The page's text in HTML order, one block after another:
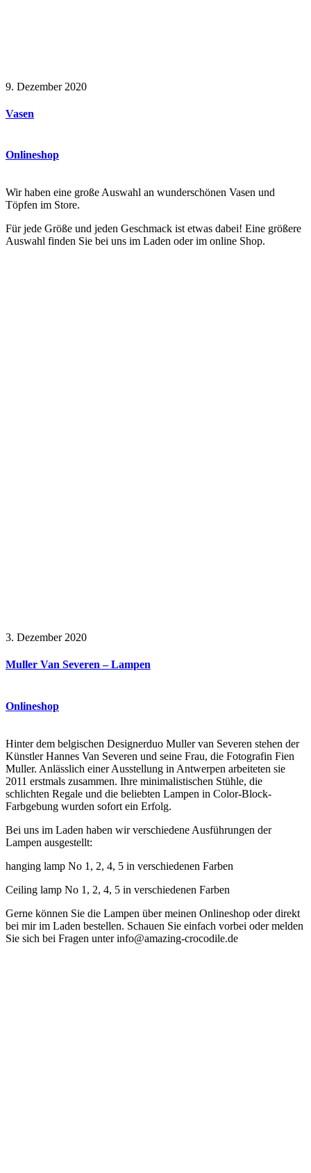
9. Dezember 2020
Vasen
Onlineshop
Wir haben eine große Auswahl an wunderschönen Vasen und
Töpfen im Store.
Für jede Größe und jeden Geschmack ist etwas dabei! Eine größere
Auswahl finden Sie bei uns im Laden oder im online Shop.
3. Dezember 2020
Muller Van Severen – Lampen
Onlineshop
Hinter dem belgischen Designerduo Muller van Severen stehen der
Künstler Hannes Van Severen und seine Frau, die Fotografin Fien
Muller. Anlässlich einer Ausstellung in Antwerpen arbeiteten sie
2011 erstmals zusammen. Ihre minimalistischen Stühle, die
schlichten Regale und die beliebten Lampen in Color-Block-
Farbgebung wurden sofort ein Erfolg.
Bei uns im Laden haben wir verschiedene Ausführungen der
Lampen ausgestellt:
hanging lamp No 1, 2, 4, 5 in verschiedenen Farben
Ceiling lamp No 1, 2, 4, 5 in verschiedenen Farben
Gerne können Sie die Lampen über meinen Onlineshop oder direkt
bei mir im Laden bestellen. Schauen Sie einfach vorbei oder melden
Sie sich bei Fragen unter info@amazing-crocodile.de